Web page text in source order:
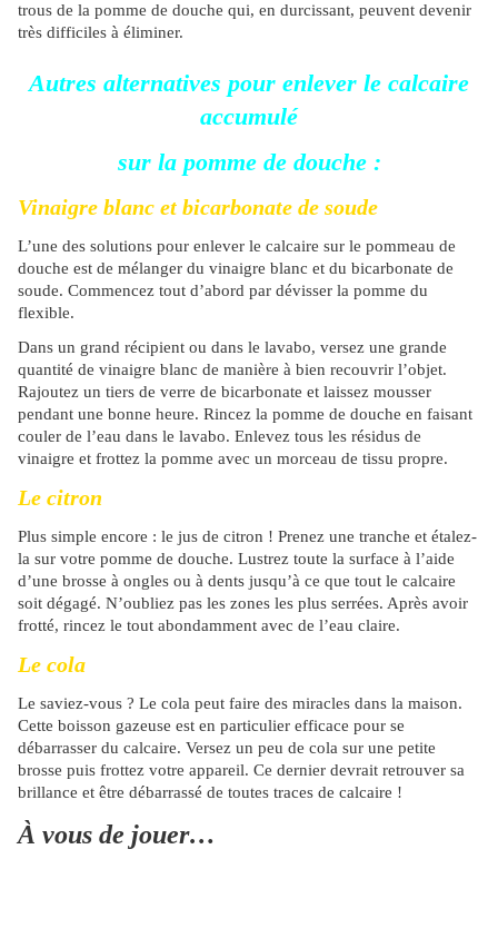
trous de la pomme de douche qui, en durcissant, peuvent devenir
très difficiles à éliminer.
Autres alternatives pour enlever le calcaire
accumulé
sur la pomme de douche :
Vinaigre blanc et bicarbonate de soude
L’une des solutions pour enlever le calcaire sur le pommeau de
douche est de mélanger du vinaigre blanc et du bicarbonate de
soude. Commencez tout d’abord par dévisser la pomme du
flexible.
Dans un grand récipient ou dans le lavabo, versez une grande
quantité de vinaigre blanc de manière à bien recouvrir l’objet.
Rajoutez un tiers de verre de bicarbonate et laissez mousser
pendant une bonne heure. Rincez la pomme de douche en faisant
couler de l’eau dans le lavabo. Enlevez tous les résidus de
vinaigre et frottez la pomme avec un morceau de tissu propre.
Le citron
Plus simple encore : le jus de citron ! Prenez une tranche et étalez-
la sur votre pomme de douche. Lustrez toute la surface à l’aide
d’une brosse à ongles ou à dents jusqu’à ce que tout le calcaire
soit dégagé. N’oubliez pas les zones les plus serrées. Après avoir
frotté, rincez le tout abondamment avec de l’eau claire.
Le cola
Le saviez-vous ? Le cola peut faire des miracles dans la maison.
Cette boisson gazeuse est en particulier efficace pour se
débarrasser du calcaire. Versez un peu de cola sur une petite
brosse puis frottez votre appareil. Ce dernier devrait retrouver sa
brillance et être débarrassé de toutes traces de calcaire !
À vous de jouer…